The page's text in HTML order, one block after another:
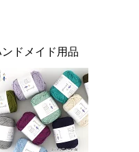
ドメイド用品